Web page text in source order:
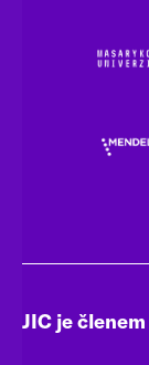
JIC je členem